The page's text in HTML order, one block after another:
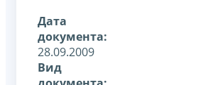
Дата
документа:
28.09.2009
Вид